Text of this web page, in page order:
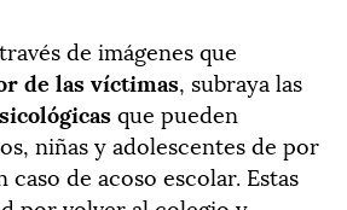
de imágenes que
de las víctimas, subraya las
que pueden
niñas y adolescentes de por
de acoso escolar. Estas